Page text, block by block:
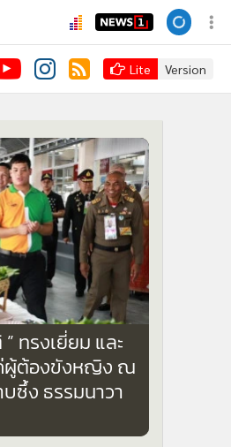
Lite Version
ทรงเยี่ยม และ
ก่ผู้ต้องขังหญิง ณ
ซึ้ง ธรรมนาวา